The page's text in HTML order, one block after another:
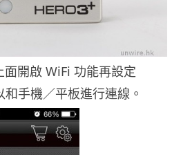
面開啟 WiFi 功能再設定
手機／平板進行連線。